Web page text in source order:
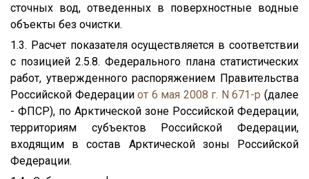
сточных вод, отведенных в поверхностные водные
объекты без очистки.
1.3. Расчет показателя осуществляется в соответствии
с позицией 2.5.8. Федерального плана статистических
работ, утвержденного распоряжением Правительства
Российской Федерацииот 6 мая 2008 г. N 671-р (далее
- ФПСР), по Арктической зоне Российской Федерации,
территориям субъектов Российской Федерации,
входящим в состав Арктической зоны Российской
Федерации.